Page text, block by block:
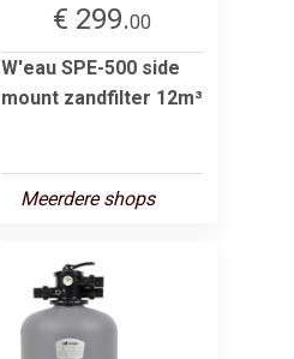
€ 299.00
W'eau SPE-500 side
mount zandfilter 12m³
Meerdere shops